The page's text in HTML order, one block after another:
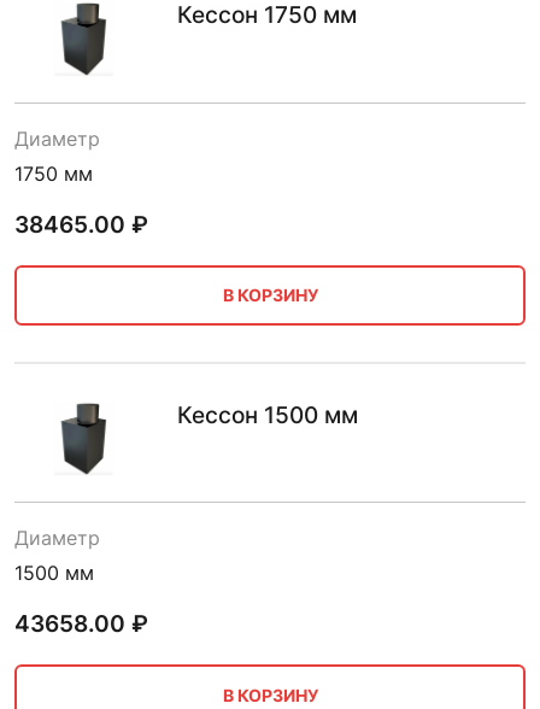
Кессон 1750 мм
Диаметр
1750 мм
38465.00 ₽
В КОРЗИНУ
Кессон 1500 мм
Диаметр
1500 мм
43658.00 ₽
В КОРЗИНУ